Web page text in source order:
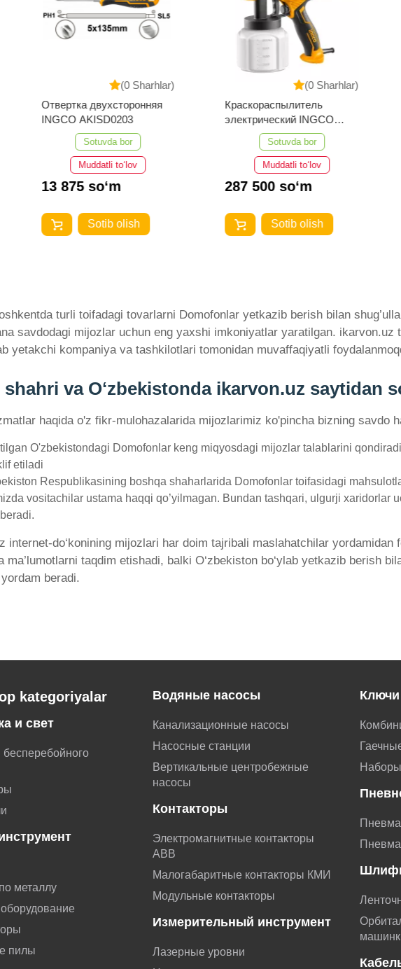
(0 Sharhlar)
Отвертка двухсторонняя
INGCO AKISD0203
Sotuvda bor
Muddatli to‘lov
13 875 so‘m
Sotib olish
(0 Sharhlar)
Краскораспылитель
электрический INGCO
Sotuvda bor
Muddatli to‘lov
287 500 so‘m
Sotib olish
turli toifadagi tovarlarni Domofonlar yetkazib berish bilan
savdodagi mijozlar uchun eng yaxshi imkoniyatlar yaratilgan. ikarvon.uz
yetakchi kompaniya va tashkilotlari tomonidan muvaffaqiyatli
va Oʻzbekistonda ikarvon.uz saytidan
haqida o'z fikr-mulohazalarida mijozlarimiz ko'pincha bizning savdo
O'zbekistondagi Domofonlar keng miqyosdagi mijozlar talablarini
etiladi
Respublikasining boshqa shaharlarida Domofonlar toifasidagi
vositachilar ustama haqqi qo’yilmagan. Bundan tashqari, ulgurji xaridorlar
internet-do‘konining mijozlari har doim tajribali maslahatchilar
taqdim etishadi, balki O‘zbekiston bo‘ylab yetkazib berish
beradi.
kategoriyalar
и свет
бесперебойного
металлу
пилы
Водяные насосы
Канализационные насосы
Насосные станции
Вертикальные центробежные
насосы
Контакторы
Электромагнитные контакторы
АВВ
Малогабаритные контакторы КМИ
Модульные контакторы
Измерительный инструмент
Лазерные уровни
Ключи